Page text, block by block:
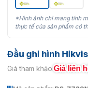
*Hình ảnh chỉ mang tính
thực tế của sản phẩm có
Đầu ghi hình
Giá tham khảo:Giá liên